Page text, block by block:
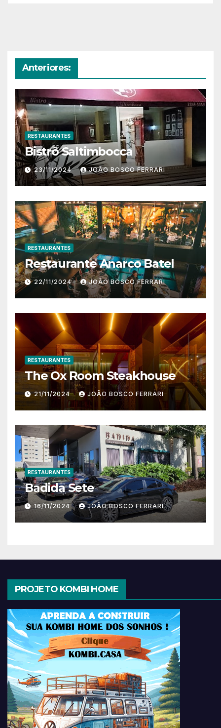
Anteriores:
RESTAURANTES
Bistrô Saltimbocca
23/11/2024 JOÃO BOSCO FERRARI
RESTAURANTES
Restaurante Anarco Batel
22/11/2024 JOÃO BOSCO FERRARI
RESTAURANTES
The Ox Room Steakhouse
21/11/2024 JOÃO BOSCO FERRARI
RESTAURANTES
Badida Sete
16/11/2024 JOÃO BOSCO FERRARI
PROJETO KOMBI HOME